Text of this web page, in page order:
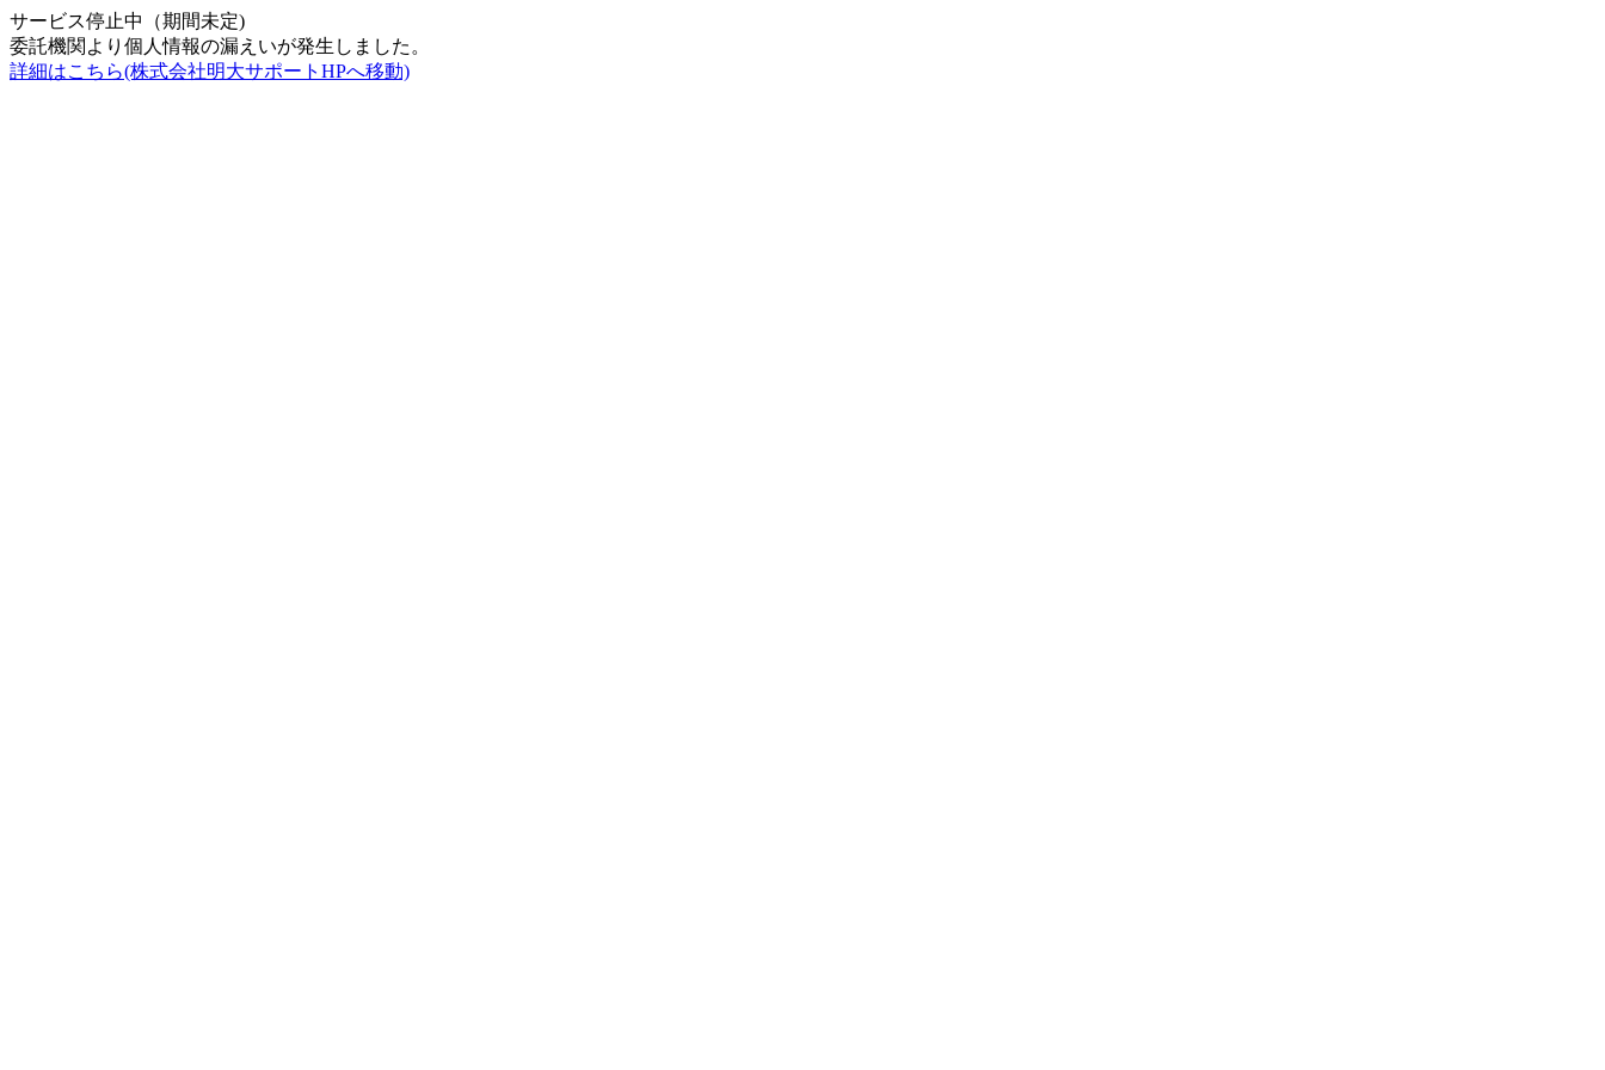
サービス停止中（期間未定)
委託機関より個人情報の漏えいが発生しました。
詳細はこちら(株式会社明大サポートHPへ移動)